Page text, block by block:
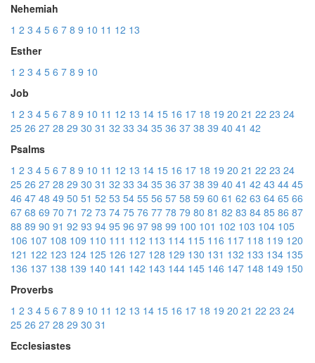
Nehemiah
1 2 3 4 5 6 7 8 9 10 11 12 13
Esther
1 2 3 4 5 6 7 8 9 10
Job
1 2 3 4 5 6 7 8 9 10 11 12 13 14 15 16 17 18 19 20 21 22 23 24
25 26 27 28 29 30 31 32 33 34 35 36 37 38 39 40 41 42
Psalms
1 2 3 4 5 6 7 8 9 10 11 12 13 14 15 16 17 18 19 20 21 22 23 24
25 26 27 28 29 30 31 32 33 34 35 36 37 38 39 40 41 42 43 44 45
46 47 48 49 50 51 52 53 54 55 56 57 58 59 60 61 62 63 64 65 66
67 68 69 70 71 72 73 74 75 76 77 78 79 80 81 82 83 84 85 86 87
88 89 90 91 92 93 94 95 96 97 98 99 100 101 102 103 104 105
106 107 108 109 110 111 112 113 114 115 116 117 118 119 120
121 122 123 124 125 126 127 128 129 130 131 132 133 134 135
136 137 138 139 140 141 142 143 144 145 146 147 148 149 150
Proverbs
1 2 3 4 5 6 7 8 9 10 11 12 13 14 15 16 17 18 19 20 21 22 23 24
25 26 27 28 29 30 31
Ecclesiastes